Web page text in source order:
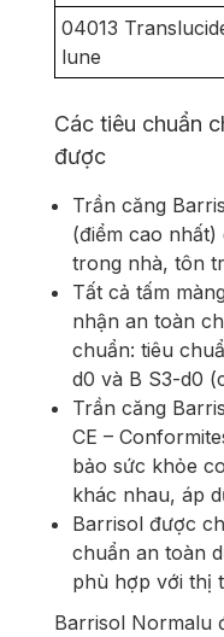
04013
lune
Các tiêu chuẩn
được
Trần căng
(điểm cao
trong nhà, tôn
Tất cả tấm
nhận an toàn
chuẩn: tiêu
d0 và B S3-d0
Trần căng
CE –
bảo sức khỏe
khác nhau, áp
Barrisol được
chuẩn an toàn
phù hợp với thị
Barrisol Normalu